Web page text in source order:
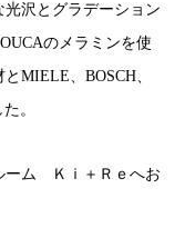
沢とグラデーション
のメラミンを使
MIELE、BOSCH、
。
ーム Ｋｉ＋Ｒｅへお